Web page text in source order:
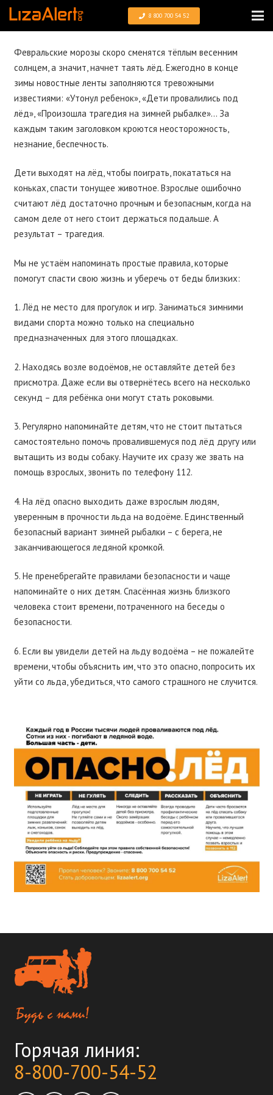
8 800 700 54 52
Февральские морозы скоро сменятся тёплым весенним
солнцем, а значит, начнет таять лёд. Ежегодно в конце
зимы новостные ленты заполняются тревожными
известиями: «Утонул ребенок», «Дети провалились под
лёд», «Произошла трагедия на зимней рыбалке»… За
каждым таким заголовком кроются неосторожность,
незнание, беспечность.
Дети выходят на лёд, чтобы поиграть, покататься на
коньках, спасти тонущее животное. Взрослые ошибочно
считают лёд достаточно прочным и безопасным, когда на
самом деле от него стоит держаться подальше. А
результат – трагедия.
Мы не устаём напоминать простые правила, которые
помогут спасти свою жизнь и уберечь от беды близких:
1. Лёд не место для прогулок и игр. Заниматься зимними
видами спорта можно только на специально
предназначенных для этого площадках.
2. Находясь возле водоёмов, не оставляйте детей без
присмотра. Даже если вы отвернëтесь всего на несколько
секунд – для ребёнка они могут стать роковыми.
3. Регулярно напоминайте детям, что не стоит пытаться
самостоятельно помочь провалившемуся под лёд другу или
вытащить из воды собаку. Научите их сразу же звать на
помощь взрослых, звонить по телефону 112.
4. На лёд опасно выходить даже взрослым людям,
уверенным в прочности льда на водоёме. Единственный
безопасный вариант зимней рыбалки – с берега, не
заканчивающегося ледяной кромкой.
5. Не пренебрегайте правилами безопасности и чаще
напоминайте о них детям. Спасённая жизнь близкого
человека стоит времени, потраченного на беседы о
безопасности.
6. Если вы увидели детей на льду водоёма – не пожалейте
времени, чтобы объяснить им, что это опасно, попросить их
уйти со льда, убедиться, что самого страшного не случится.
Горячая линия:
8-800-700-54-52